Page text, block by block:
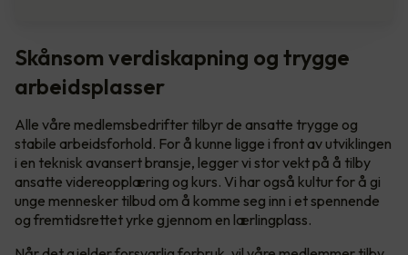
Skånsom verdiskapning og trygge
arbeidsplasser
Alle våre medlemsbedrifter tilbyr de ansatte trygge og
stabile arbeidsforhold. For å kunne ligge i front av utviklingen
i en teknisk avansert bransje, legger vi stor vekt på å tilby
ansatte videreopplæring og kurs. Vi har også kultur for å gi
unge mennesker tilbud om å komme seg inn i et spennende
og fremtidsrettet yrke gjennom en lærlingplass.